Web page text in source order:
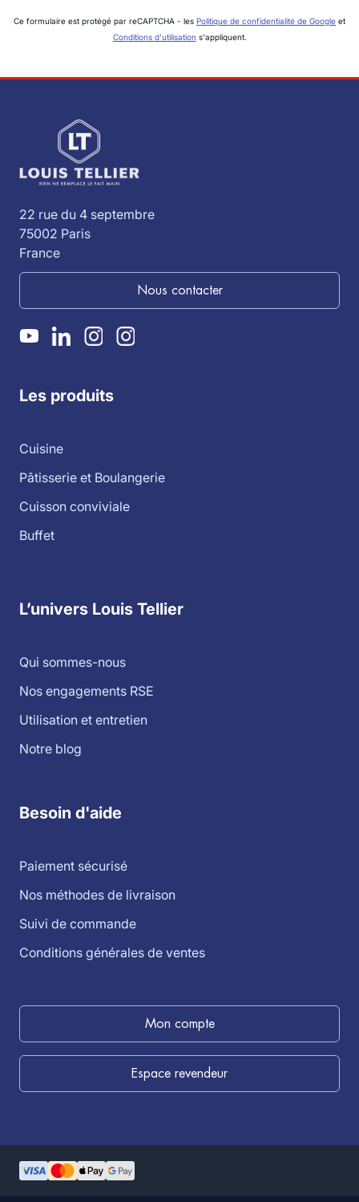
Ce formulaire est protégé par reCAPTCHA - les Politique de confidentialité de Google et
Conditions d'utilisation s'appliquent.
22 rue du 4 septembre
75002 Paris
France
Nous contacter
Les produits
Cuisine
Pâtisserie et Boulangerie
Cuisson conviviale
Buffet
L’univers Louis Tellier
Qui sommes-nous
Nos engagements RSE
Utilisation et entretien
Notre blog
Besoin d'aide
Paiement sécurisé
Nos méthodes de livraison
Suivi de commande
Conditions générales de ventes
Mon compte
Espace revendeur